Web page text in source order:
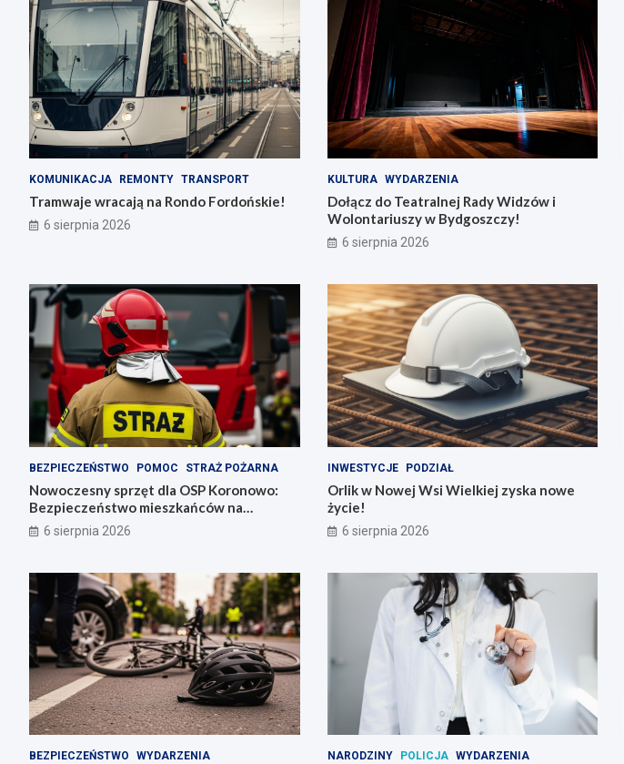
KOMUNIKACJA REMONTY TRANSPORT
Tramwaje wracają na Rondo Fordońskie!
6 sierpnia 2026
KULTURA WYDARZENIA
Dołącz do Teatralnej Rady Widzów i
Wolontariuszy w Bydgoszczy!
6 sierpnia 2026
BEZPIECZEŃSTWO POMOC STRAŻ POŻARNA
Nowoczesny sprzęt dla OSP Koronowo:
Bezpieczeństwo mieszkańców na
pierwszym miejscu!
6 sierpnia 2026
INWESTYCJE PODZIAŁ
Orlik w Nowej Wsi Wielkiej zyska nowe
życie!
6 sierpnia 2026
BEZPIECZEŃSTWO WYDARZENIA NARODZINY POLICJA WYDARZENIA